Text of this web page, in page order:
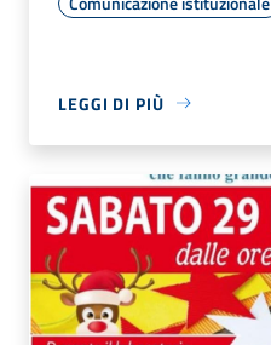
LEGGI DI PIÙ